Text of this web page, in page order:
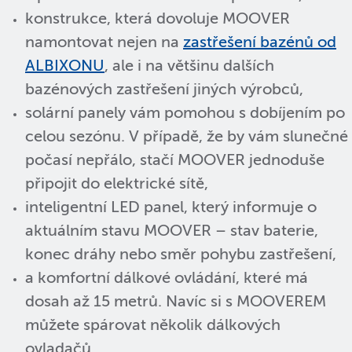
konstrukce, která dovoluje MOOVER
namontovat nejen na zastřešení bazénů od
ALBIXONU, ale i na většinu dalších
bazénových zastřešení jiných výrobců,
solární panely vám pomohou s dobíjením po
celou sezónu. V případě, že by vám slunečné
počasí nepřálo, stačí MOOVER jednoduše
připojit do elektrické sítě,
inteligentní LED panel, který informuje o
aktuálním stavu MOOVER – stav baterie,
konec dráhy nebo směr pohybu zastřešení,
a komfortní dálkové ovládání, které má
dosah až 15 metrů. Navíc si s MOOVEREM
můžete spárovat několik dálkových